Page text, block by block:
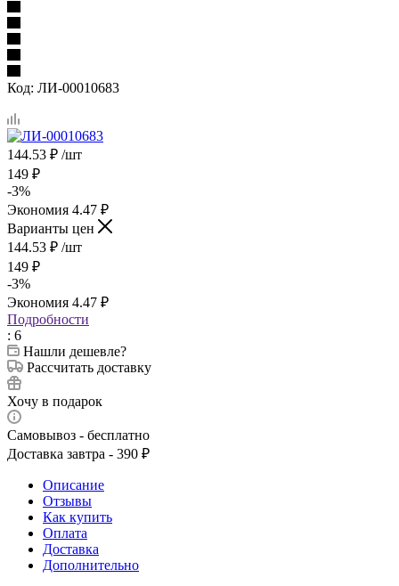
Код: ЛИ-00010683
144.53 ₽ /шт
149 ₽
-3%
Экономия 4.47 ₽
Варианты цен
144.53 ₽ /шт
149 ₽
-3%
Экономия 4.47 ₽
Подробности
: 6
Нашли дешевле?
Рассчитать доставку
Хочу в подарок
Самовывоз - бесплатно
Доставка завтра - 390 ₽
Описание
Отзывы
Как купить
Оплата
Доставка
Дополнительно